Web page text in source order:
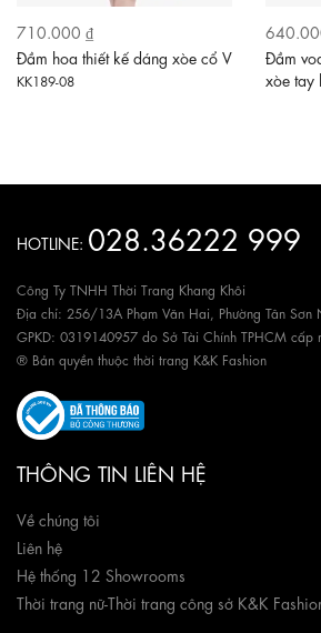
710.000 ₫
Đầm hoa thiết kế dáng xòe cổ V
KK189-08
Đầm
xòe tay
HOTLINE: 028.36222 999
Công Ty TNHH Thời Trang Khang Khôi
Địa chỉ: 256/13A Phạm Văn Hai, Phường Tân Sơn
GPKD: 0319140957 do Sở Tài Chính TPHCM
® Bản quyền thuộc thời trang K&K Fashion
THÔNG TIN LIÊN HỆ
Về chúng tôi
Liên hệ
Hệ thống 12 Showrooms
Thời trang nữ-Thời trang công sở K&K